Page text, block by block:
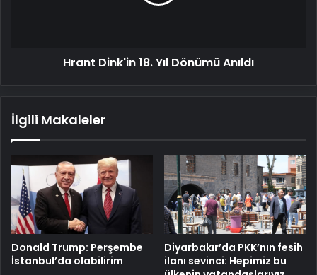
Hrant Dink'in 18. Yıl Dönümü Anıldı
İlgili Makaleler
Donald Trump: Perşembe
İstanbul’da olabilirim
Diyarbakır’da PKK’nın fesih
ilanı sevinci: Hepimiz bu